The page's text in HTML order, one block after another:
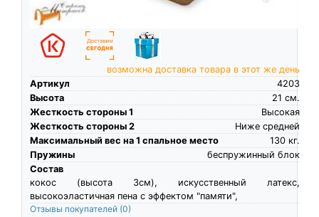
возможна доставка товара в этот же день
Артикул
4203
Высота
см.
21
Жесткость стороны 1
Высокая
Жесткость стороны 2
Ниже средней
Максимальный вес на 1 спальное место
кг.
130
Пружины
беспружинный блок
Состав
кокос (высота 3см), искусственный латекс,
высокоэластичная пена c эффектом "памяти",
Отзывы покупателей (0)